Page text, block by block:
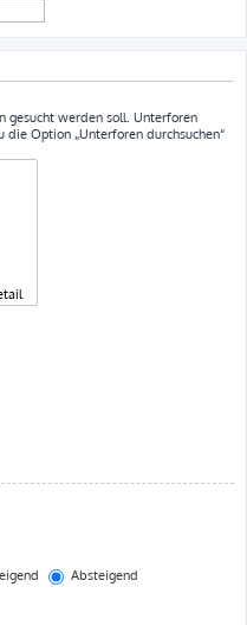
gesucht werden soll. Unterforen
Option „Unterforen durchsuchen“
Absteigend